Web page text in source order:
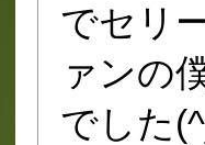
でセリ
ァンの
でした